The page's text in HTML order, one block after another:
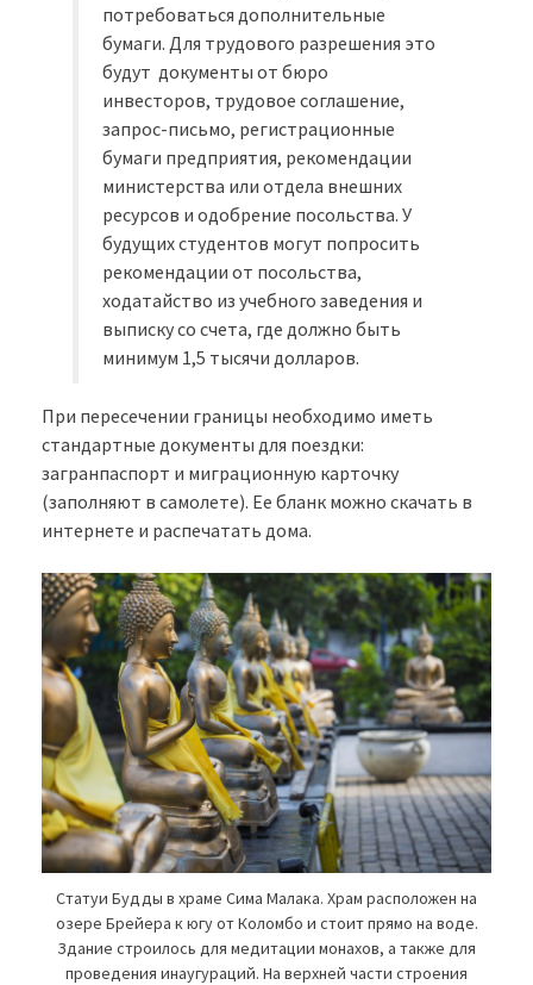
потребоваться дополнительные
бумаги. Для трудового разрешения это
будут документы от бюро
инвесторов, трудовое соглашение,
запрос-письмо, регистрационные
бумаги предприятия, рекомендации
министерства или отдела внешних
ресурсов и одобрение посольства. У
будущих студентов могут попросить
рекомендации от посольства,
ходатайство из учебного заведения и
выписку со счета, где должно быть
минимум 1,5 тысячи долларов.
При пересечении границы необходимо иметь
стандартные документы для поездки:
загранпаспорт и миграционную карточку
(заполняют в самолете). Ее бланк можно скачать в
интернете и распечатать дома.
Статуи Будды в храме Сима Малака. Храм расположен на
озере Брейера к югу от Коломбо и стоит прямо на воде.
Здание строилось для медитации монахов, а также для
проведения инаугураций. На верхней части строения